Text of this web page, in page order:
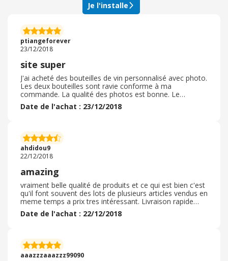
Je l'installe
ptiangeforever
23/12/2018
site super
J'ai acheté des bouteilles de vin personnalisé avec photo.
Les deux bouteilles sont ravie conforme à ma
commande. La qualité des photos est bonne. Le
processus de commande est rapide, simple et on peut
visualisé le montage avant de lancer l’impression ce qui
moins d'une semaine super rapide et l'emballage
impeccable, rien à signaler. Qualité au top, ravie. Je
recommande fortement ce site.
Date de l'achat : 23/12/2018
ahdidou9
22/12/2018
amazing
vraiment belle qualité de produits et ce qui est bien c'est
qu'il font souvent des lots de plusieurs articles vendus en
meme temps a prix tres intéressant. Livraison rapide
bien que UK, franchement un ecommercant au top.
juste pensé a prendre une taille en dessous XL->L, ils
c'esst celui que je consulte un priorité! les prix sont
toujours alignés! c'est parfait aussi pour le choix de la
livraison et des retours!!!
Date de l'achat : 22/12/2018
aaazzzaaazzz99090